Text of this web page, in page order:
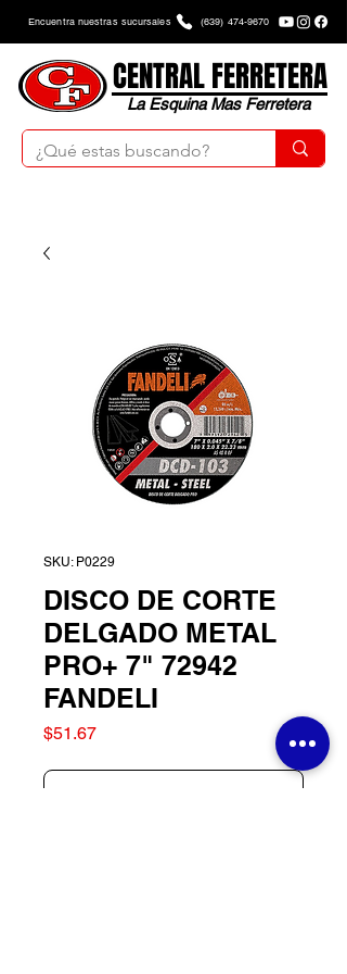
Encuentra nuestras sucursales (639) 474-9670
La Esquina Mas Ferretera
CENTRAL FERRETERA
SKU: P0229
DISCO DE CORTE
DELGADO METAL
PRO+ 7" 72942
FANDELI
$51.67Precio